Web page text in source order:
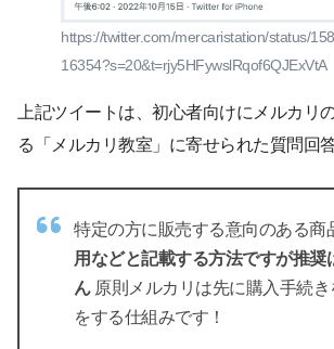
https://twitter.com/mercaristation/status/
16354?s=20&t=rjy5HFywslRqof6QJExVtA
上記ツイートは、初心者向けにメルカリ
る「メルカリ教室」に寄せられた質問回
特定の方に販売する意向のある商
用などと記載する方法ですが推奨
ん原則メルカリは先に購入手続き
をする仕組みです！